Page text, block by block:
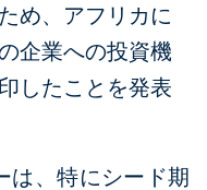
め、アフリカに
企業への投資機
したことを発表
は、特にシード期